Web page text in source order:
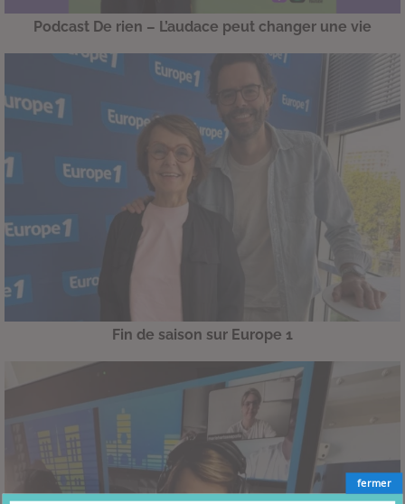
Podcast De rien – L’audace peut changer une vie
Fin de saison sur Europe 1
fermer